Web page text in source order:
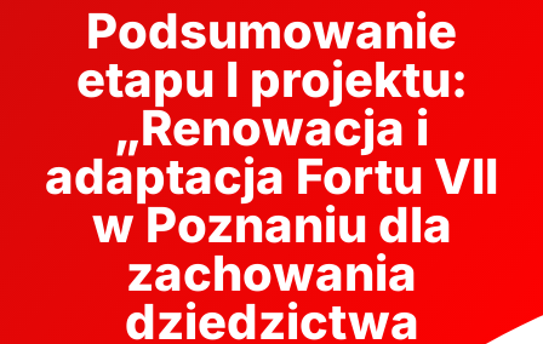
Podsumowanie
etapu I projektu:
„Renowacja i
adaptacja Fortu VII
w Poznaniu dla
zachowania
dziedzictwa